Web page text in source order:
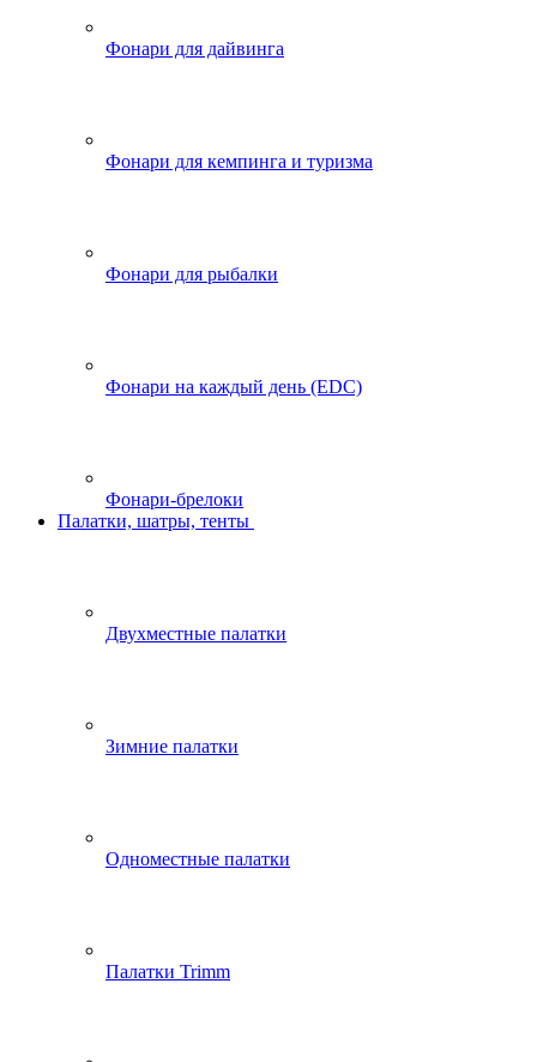
Фонари для дайвинга
Фонари для кемпинга и туризма
Фонари для рыбалки
Фонари на каждый день (EDC)
Фонари-брелоки
Палатки, шатры, тенты
Двухместные палатки
Зимние палатки
Одноместные палатки
Палатки Trimm